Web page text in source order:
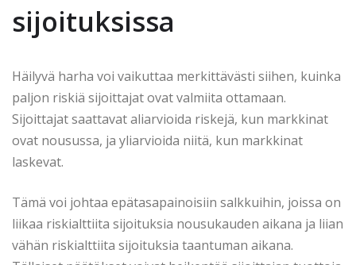
sijoituksissa
Häilyvä harha voi vaikuttaa merkittävästi siihen, kuinka
paljon riskiä sijoittajat ovat valmiita ottamaan.
Sijoittajat saattavat aliarvioida riskejä, kun markkinat
ovat nousussa, ja yliarvioida niitä, kun markkinat
laskevat.
Tämä voi johtaa epätasapainoisiin salkkuihin, joissa on
liikaa riskialttiita sijoituksia nousukauden aikana ja liian
vähän riskialttiita sijoituksia taantuman aikana.